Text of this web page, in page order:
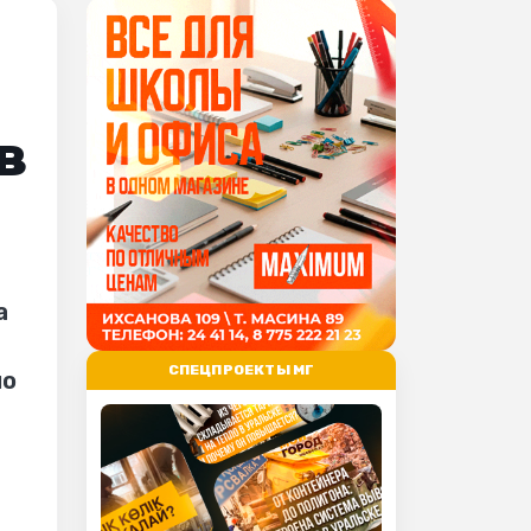
СПЕЦПРОЕКТЫ МГ